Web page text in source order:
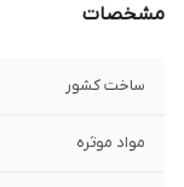
مشخصات
ساخت کشور
مواد موثره